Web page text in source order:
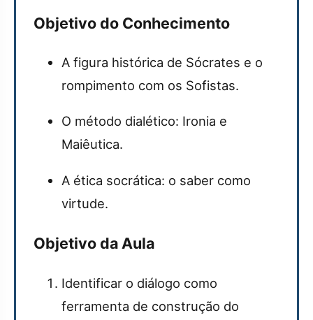
Objetivo do Conhecimento
A figura histórica de Sócrates e o
rompimento com os Sofistas.
O método dialético: Ironia e
Maiêutica.
A ética socrática: o saber como
virtude.
Objetivo da Aula
Identificar o diálogo como
ferramenta de construção do